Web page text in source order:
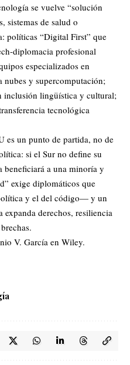
se vuelve “solución
sistemas de salud o
políticas “Digital First” que
diplomacia profesional
especializados en
nubes y supercomputación;
inclusión lingüística y cultural;
tecnológica
es un punto de partida, no de
si el Sur no define su
beneficiará a una minoría y
exige diplomáticos que
y el del código— y un
derechos, resiliencia
V. García en Wiley.